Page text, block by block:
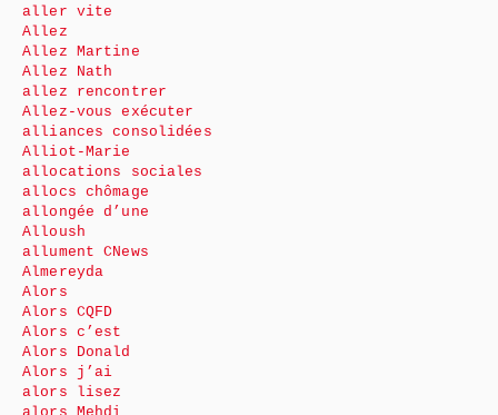
aller vite
Allez
Allez Martine
Allez Nath
allez rencontrer
Allez-vous exécuter
alliances consolidées
Alliot-Marie
allocations sociales
allocs chômage
allongée d’une
Alloush
allument CNews
Almereyda
Alors
Alors CQFD
Alors c’est
Alors Donald
Alors j’ai
alors lisez